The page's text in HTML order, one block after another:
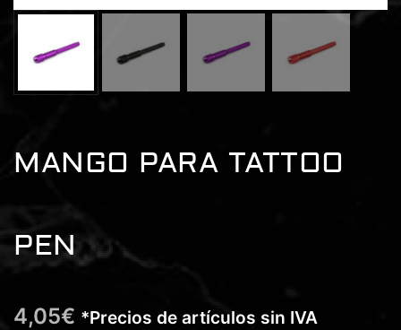
MANGO PARA TATTOO
PEN
4,05€ *Precios de artículos sin IVA